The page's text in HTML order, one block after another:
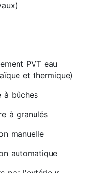
PVT eau
et thermique)
à bûches
à granulés
manuelle
automatique